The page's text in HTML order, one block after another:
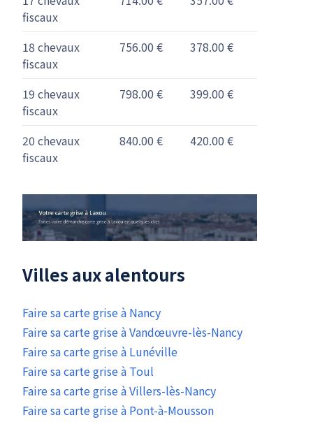
fiscaux
18 chevaux
fiscaux
756.00 € 378.00 €
19 chevaux
fiscaux
798.00 € 399.00 €
20 chevaux
fiscaux
840.00 € 420.00 €
Villes aux alentours
Faire sa carte grise à Nancy
Faire sa carte grise à Vandœuvre-lès-Nancy
Faire sa carte grise à Lunéville
Faire sa carte grise à Toul
Faire sa carte grise à Villers-lès-Nancy
Faire sa carte grise à Pont-à-Mousson